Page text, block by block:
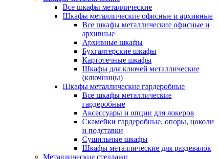
Все шкафы металлические
Шкафы металлические офисные и архивные
Все шкафы металлические офисные и
архивные
Архивные шкафы
Бухгалтерские шкафы
Картотечные шкафы
Шкафы для ключей металлические
(ключницы)
Шкафы металлические гардеробные
Все шкафы металлические
гардеробные
Аксессуары и опции для локеров
Скамейки гардеробные, опоры, цоколи
и подставки
Сушильные шкафы
Шкафы металлические для раздевалок
Металлические стеллажи